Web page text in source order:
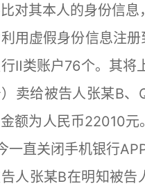
对其本人的身份信
用虚假身份信息注
Ⅱ类账户76个。其将
卖给被告人张某B、
额为人民币22010元
一直关闭手机银行
张某B在明知被告人